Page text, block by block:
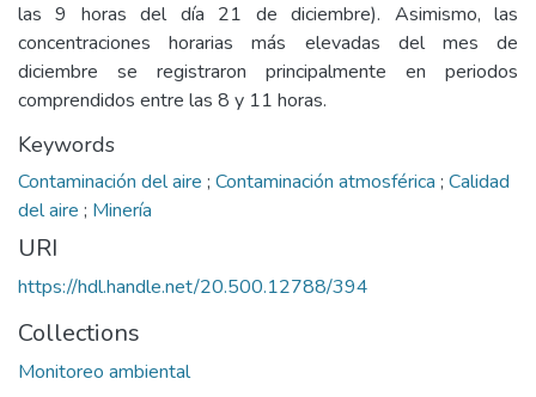
las 9 horas del día 21 de diciembre). Asimismo, las
concentraciones horarias más elevadas del mes de
diciembre se registraron principalmente en periodos
comprendidos entre las 8 y 11 horas.
Keywords
Contaminación del aire ; Contaminación atmosférica ; Calidad
del aire ; Minería
URI
https://hdl.handle.net/20.500.12788/394
Collections
Monitoreo ambiental